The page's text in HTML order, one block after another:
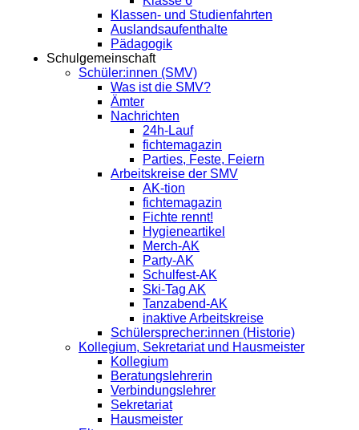
Klassen- und Studienfahrten
Auslandsaufenthalte
Pädagogik
Schulgemeinschaft
Schüler:innen (SMV)
Was ist die SMV?
Ämter
Nachrichten
24h-Lauf
fichtemagazin
Parties, Feste, Feiern
Arbeitskreise der SMV
AK-tion
fichtemagazin
Fichte rennt!
Hygieneartikel
Merch-AK
Party-AK
Schulfest-AK
Ski-Tag AK
Tanzabend-AK
inaktive Arbeitskreise
Schülersprecher:innen (Historie)
Kollegium, Sekretariat und Hausmeister
Kollegium
Beratungslehrerin
Verbindungslehrer
Sekretariat
Hausmeister